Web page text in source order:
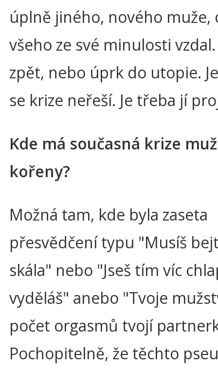
úplně jiného, nového muže,
všeho ze své minulosti
zpět, nebo úprk do utopie.
se krize neřeší. Je třeba jí
Kde má současná krize
kořeny?
Možná tam, kde byla zaseta
přesvědčení typu "Musíš
skála" nebo "Jseš tím víc
vyděláš" anebo "Tvoje
počet orgasmů tvojí
Pochopitelně, že těchto